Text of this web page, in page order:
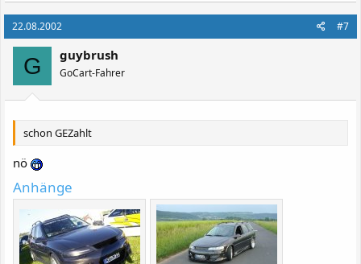
22.08.2002 #7
G guybrush
GoCart-Fahrer
schon GEZahlt
nö
Anhänge